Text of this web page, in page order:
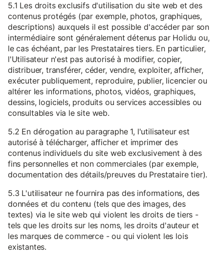
5.1 Les droits exclusifs d'utilisation du site web et des
contenus protégés (par exemple, photos, graphiques,
descriptions) auxquels il est possible d'accéder par son
intermédiaire sont généralement détenus par Holidu ou,
le cas échéant, par les Prestataires tiers. En particulier,
l'Utilisateur n'est pas autorisé à modifier, copier,
distribuer, transférer, céder, vendre, exploiter, afficher,
exécuter publiquement, reproduire, publier, licencier ou
altérer les informations, photos, vidéos, graphiques,
dessins, logiciels, produits ou services accessibles ou
consultables via le site web.
5.2 En dérogation au paragraphe 1, l'utilisateur est
autorisé à télécharger, afficher et imprimer des
contenus individuels du site web exclusivement à des
fins personnelles et non commerciales (par exemple,
documentation des détails/preuves du Prestataire tier).
5.3 L'utilisateur ne fournira pas des informations, des
données et du contenu (tels que des images, des
textes) via le site web qui violent les droits de tiers -
tels que les droits sur les noms, les droits d'auteur et
les marques de commerce - ou qui violent les lois
existantes.